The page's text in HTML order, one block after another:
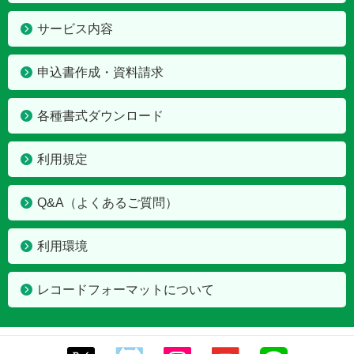
サービス内容
申込書作成・資料請求
各種書式ダウンロード
利用規定
Q&A（よくあるご質問）
利用環境
レコードフォーマットについて